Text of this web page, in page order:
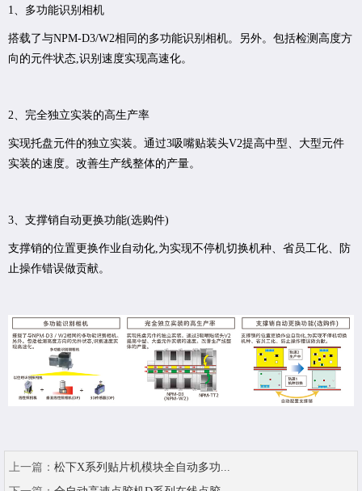
1、多功能识别相机
搭载了与NPM-D3/W2相同的多功能识别相机。另外。包括检测高度方
向的元件状态,识别速度实现高速化。
2、完全独立实装的高生产率
实现托盘元件的独立实装。通过3吸嘴贴装头V2提高中型、大型元件
实装的速度。改善生产线整体的产量。
3、支撑销自动更换功能(选购件)
支撑销的位置更换作业自动化,为实现不停机切换机种、省员工化、防
止操作错误做贡献。
上一篇： 松下X系列贴片机模块全自动多功...